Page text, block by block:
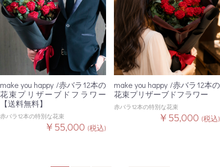
make you happy /赤バラ12本の
花束プリザーブドフラワー
【送料無料】
赤バラ12本の特別な花束
￥55,000 (税込)
make you happy /赤バラ12本の
花束プリザーブドフラワー
赤バラ12本の特別な花束
￥55,000 (税込)